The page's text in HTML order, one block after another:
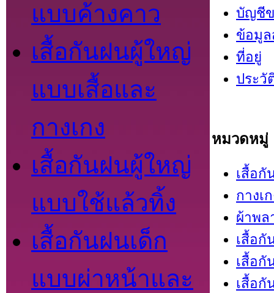
แบบค้างคาว
เสื้อกันฝนผู้ใหญ่
แบบเสื้อและ
กางเกง
เสื้อกันฝนผู้ใหญ่
แบบใช้แล้วทิ้ง
เสื้อกันฝนเด็ก
แบบผ่าหน้าและ
บัญชี
ข้อมู
ที่อยู่
ประวั
หมวดหมู่
เสื้อกั
กางเ
ผ้าพล
เสื้อกั
เสื้อกั
เสื้อกั